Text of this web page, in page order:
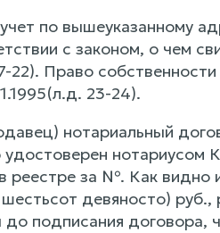
по вышеуказанному
с законом, о чем
22). Право
23-24).
нотариальный
нотариусом
за №. Как видно
девяносто)
подписания договора,